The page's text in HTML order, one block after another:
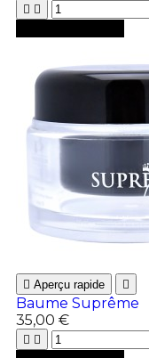
 
 Aperçu rapide 
Baume Suprême
35,00 €
 